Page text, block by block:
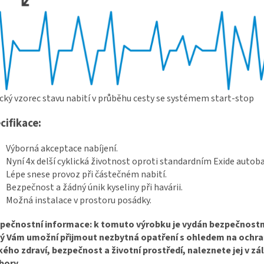
vzorec stavu nabití v průběhu cesty se systémem start-stop
Výborná akceptace nabíjení.
Nyní 4x delší cyklická životnost oproti standardním Exide
Lépe snese provoz při částečném nabití.
Bezpečnost a žádný únik kyseliny při havárii.
Možná instalace v prostoru posádky.
informace: k tomuto výrobku je vydán
Vám umožní přijmout nezbytná opatření s ohledem na
zdraví, bezpečnost a životní prostředí, naleznete jej v